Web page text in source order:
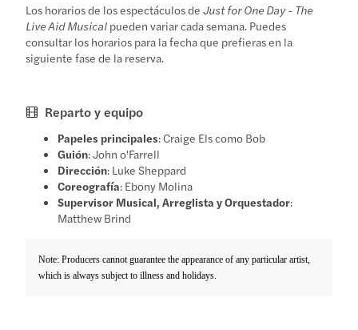
Los horarios de los espectáculos deJust for One Day - The
Live Aid Musical pueden variar cada semana. Puedes
consultar los horarios para la fecha que prefieras en la
siguiente fase de la reserva.
Reparto y equipo
Papeles principales: Craige Els como Bob
Guión: John o'Farrell
Dirección: Luke Sheppard
Coreografía: Ebony Molina
Supervisor Musical, Arreglista y Orquestador:
Matthew Brind
Note: Producers cannot guarantee the appearance of any particular artist,
which is always subject to illness and holidays.